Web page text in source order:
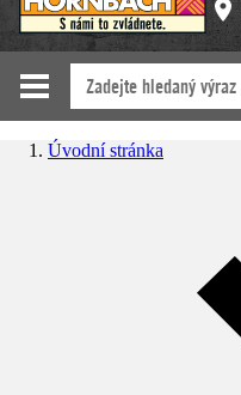
Úvodní stránka